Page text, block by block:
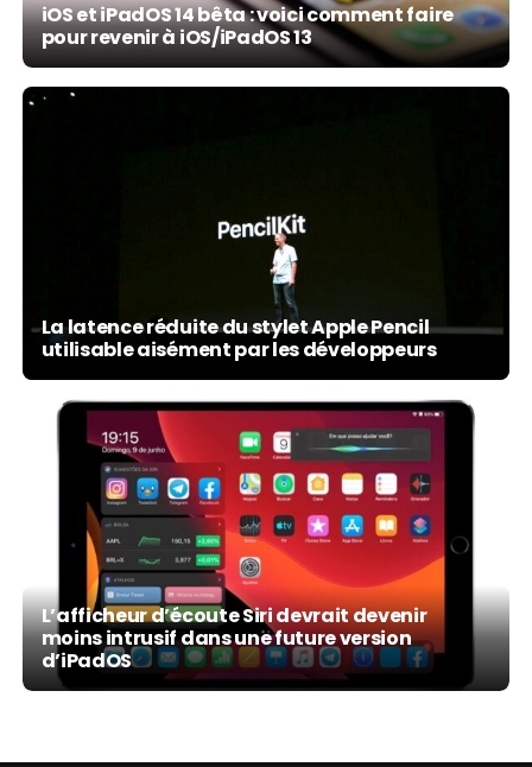
iOS et iPadOS 14 bêta : voici comment faire
pour revenir à iOS/iPadOS 13
La latence réduite du stylet Apple Pencil
utilisable aisément par les développeurs
L’afficheur d’écoute Siri devrait devenir
moins intrusif dans une future version
d’iPadOS